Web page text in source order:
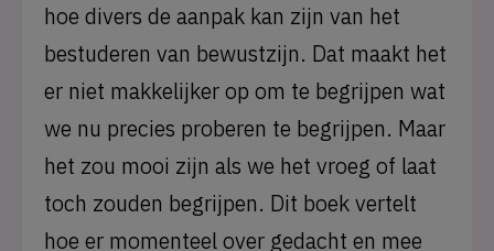
hoe divers de aanpak kan zijn van het
bestuderen van bewustzijn. Dat maakt het
er niet makkelijker op om te begrijpen wat
we nu precies proberen te begrijpen. Maar
het zou mooi zijn als we het vroeg of laat
toch zouden begrijpen. Dit boek vertelt
hoe er momenteel over gedacht en mee